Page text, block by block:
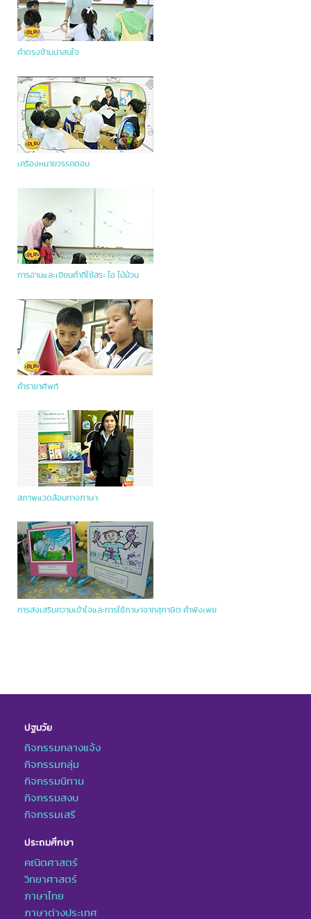
คำตรงข้ามน่าสนใจ
เครื่องหมายวรรคตอน
การอ่านและเขียนคำที่ใช้สระ ไอ ไม้ม้วน
คำราชาศัพท์
สภาพแวดล้อมทางภาษา
การส่งเสริมความเข้าใจและการใช้ภาษาจากสุภาษิต คำพังเพย
ปฐมวัย
กิจกรรมกลางแจ้ง
กิจกรรมกลุ่ม
กิจกรรมนิทาน
กิจกรรมสงบ
กิจกรรมเสรี
ประถมศึกษา
คณิตศาสตร์
วิทยาศาสตร์
ภาษาไทย
ภาษาต่างประเทศ